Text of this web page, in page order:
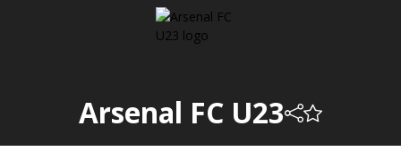
Arsenal FC U23